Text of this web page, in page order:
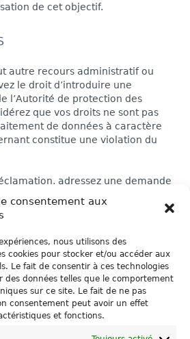
consentement aux
nous utilisons des
cookies pour stocker et/ou accéder aux
Le fait de consentir à ces technologies
des données telles que le comportement
sur ce site. Le fait de ne pas
consentement peut avoir un effet
et fonctions.
de cet objectif.
autre recours administratif ou
le droit d’introduire une
l’Autorité de protection des
que vos droits ne sont pas
de données à caractère
constitue une violation du
adressez une demande
Autorité de protection des données,
Bruxelles (E-mail
susceptible de faire l’objet
jour. Il est dès lors demandé de la
d’en être informé(e). La